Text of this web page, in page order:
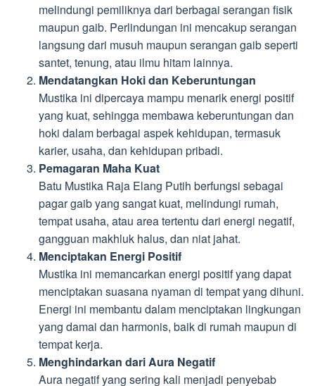
melindungi pemiliknya dari berbagai serangan fisik
maupun gaib. Perlindungan ini mencakup serangan
langsung dari musuh maupun serangan gaib seperti
santet, tenung, atau ilmu hitam lainnya.
Mendatangkan Hoki dan Keberuntungan
Mustika ini dipercaya mampu menarik energi positif
yang kuat, sehingga membawa keberuntungan dan
hoki dalam berbagai aspek kehidupan, termasuk
karier, usaha, dan kehidupan pribadi.
Pemagaran Maha Kuat
Batu Mustika Raja Elang Putih berfungsi sebagai
pagar gaib yang sangat kuat, melindungi rumah,
tempat usaha, atau area tertentu dari energi negatif,
gangguan makhluk halus, dan niat jahat.
Menciptakan Energi Positif
Mustika ini memancarkan energi positif yang dapat
menciptakan suasana nyaman di tempat yang dihuni.
Energi ini membantu dalam menciptakan lingkungan
yang damai dan harmonis, baik di rumah maupun di
tempat kerja.
Menghindarkan dari Aura Negatif
Aura negatif yang sering kali menjadi penyebab